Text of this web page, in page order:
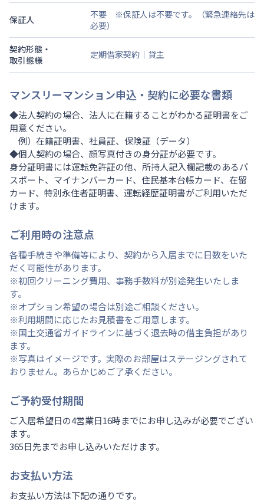
保証人
不要 ※保証人は不要です。（緊急連絡先は
必要）
契約形態・
取引態様
定期借家契約｜貸主
マンスリーマンション申込・契約に必要な書類
◆法人契約の場合、法人に在籍することがわかる証明書をご
用意ください。
例）在籍証明書、社員証、保険証（データ）
◆個人契約の場合、顔写真付きの身分証が必要です。
身分証明書には運転免許証の他、所持人記入欄記載のあるパ
スポート、マイナンバーカード、住民基本台帳カード、在留
カード、特別永住者証明書、運転経歴証明書がご利用いただ
けます。
ご利用時の注意点
各種手続きや準備等により、契約から入居までに日数をいた
だく可能性があります。
※初回クリーニング費用、事務手数料が別途発生いたしま
す。
※オプション希望の場合は別途ご相談ください。
※利用期間に応じたお見積書をご用意します。
※国土交通省ガイドラインに基づく退去時の借主負担があり
ます。
※写真はイメージです。実際のお部屋はステージングされて
おりません。あらかじめご了承ください。
ご予約受付期間
ご入居希望日の4営業日16時までにお申し込みが必要でござい
ます。
365日先までお申し込みいただけます。
お支払い方法
お支払い方法は下記の通りです。